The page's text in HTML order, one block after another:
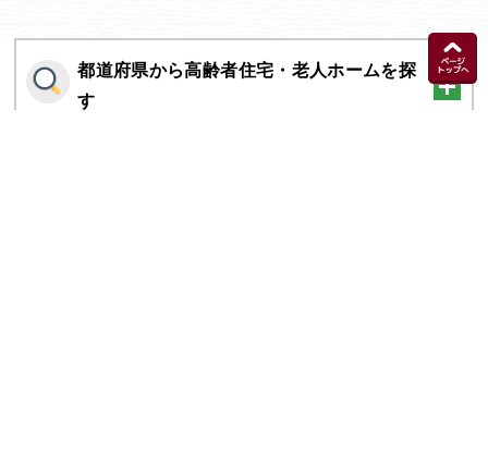
都道府県から高齢者住宅・老人ホームを探
す